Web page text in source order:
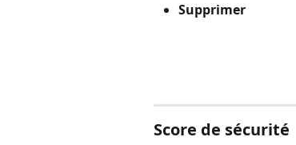
Supprimer
Score de sécurité